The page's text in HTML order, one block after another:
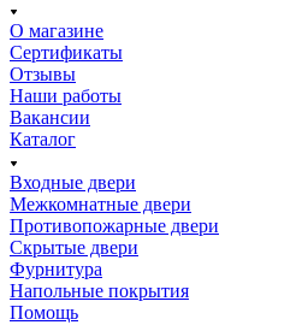
О магазине
Сертификаты
Отзывы
Наши работы
Вакансии
Каталог
Входные двери
Межкомнатные двери
Противопожарные двери
Скрытые двери
Фурнитура
Напольные покрытия
Помощь